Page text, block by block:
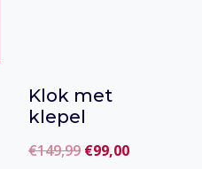
Klok met
klepel
€149,99 Oorspronkelijke
€99,00Huidige